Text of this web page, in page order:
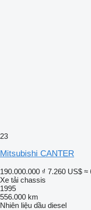
23
Mitsubishi CANTER
190.000.000 ₫ 7.260 US$ ≈
Xe tải chassis
1995
556.000 km
Nhiên liệu dầu diesel